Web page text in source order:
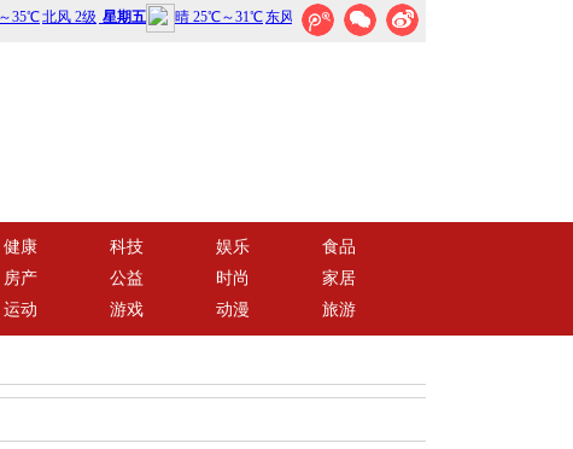
健康 科技 娱乐
食品
房产 公益 时尚
家居
运动 游戏 动漫 旅游